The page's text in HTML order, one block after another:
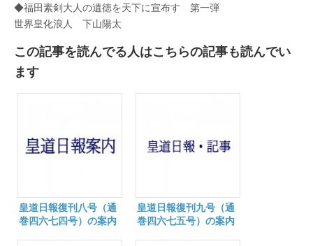
◆福田素剣大人の遺徳を天下に宣布す 第一弾
世界皇化浪人 下山陽太
この記事を読んでる人はこちらの記事も読んでい
ます
皇道日報復刊八号（通
巻四六七四号）の案内
皇道日報復刊九号（通
巻四六七五号）の案内